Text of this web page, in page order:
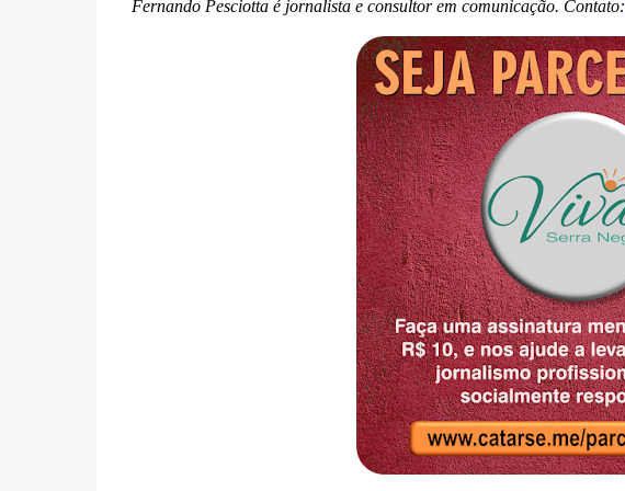
Fernando Pesciotta é jornalista e consultor em comunicação. Contato: